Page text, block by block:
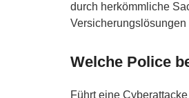
durch herkömmliche
Versicherungslösungen
Welche Police
Führt eine